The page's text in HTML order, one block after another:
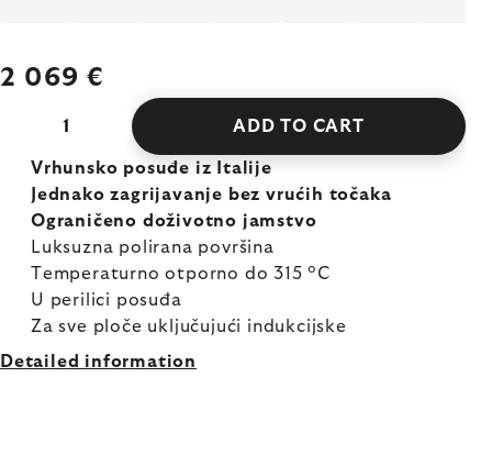
2 069 €
ADD TO CART
Vrhunsko posuđe iz Italije
Jednako zagrijavanje bez vrućih točaka
Ograničeno doživotno jamstvo
Luksuzna polirana površina
Temperaturno otporno do 315 °C
U perilici posuđa
Za sve ploče uključujući indukcijske
Detailed information